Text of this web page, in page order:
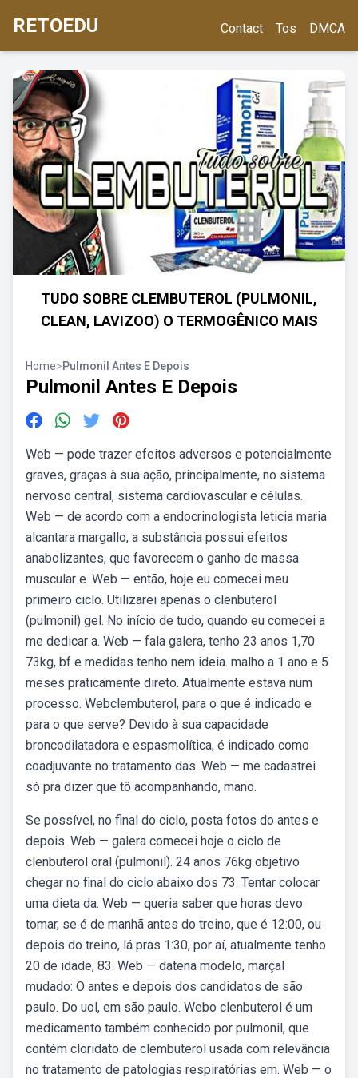
RETOEDU Contact Tos DMCA
TUDO SOBRE CLEMBUTEROL (PULMONIL,
CLEAN, LAVIZOO) O TERMOGÊNICO MAIS
Home>Pulmonil Antes E Depois
Pulmonil Antes E Depois
Web — pode trazer efeitos adversos e potencialmente
graves, graças à sua ação, principalmente, no sistema
nervoso central, sistema cardiovascular e células.
Web — de acordo com a endocrinologista leticia maria
alcantara margallo, a substância possui efeitos
anabolizantes, que favorecem o ganho de massa
muscular e. Web — então, hoje eu comecei meu
primeiro ciclo. Utilizarei apenas o clenbuterol
(pulmonil) gel. No início de tudo, quando eu comecei a
me dedicar a. Web — fala galera, tenho 23 anos 1,70
73kg, bf e medidas tenho nem ideia. malho a 1 ano e 5
meses praticamente direto. Atualmente estava num
processo. Webclembuterol, para o que é indicado e
para o que serve? Devido à sua capacidade
broncodilatadora e espasmolítica, é indicado como
coadjuvante no tratamento das. Web — me cadastrei
só pra dizer que tô acompanhando, mano.
Se possível, no final do ciclo, posta fotos do antes e
depois. Web — galera comecei hoje o ciclo de
clenbuterol oral (pulmonil). 24 anos 76kg objetivo
chegar no final do ciclo abaixo dos 73. Tentar colocar
uma dieta da. Web — queria saber que horas devo
tomar, se é de manhã antes do treino, que é 12:00, ou
depois do treino, lá pras 1:30, por aí, atualmente tenho
20 de idade, 83. Web — datena modelo, marçal
mudado: O antes e depois dos candidatos de são
paulo. Do uol, em são paulo. Webo clenbuterol é um
medicamento também conhecido por pulmonil, que
contém cloridato de clembuterol usada com relevância
no tratamento de patologias respiratórias em. Web — o